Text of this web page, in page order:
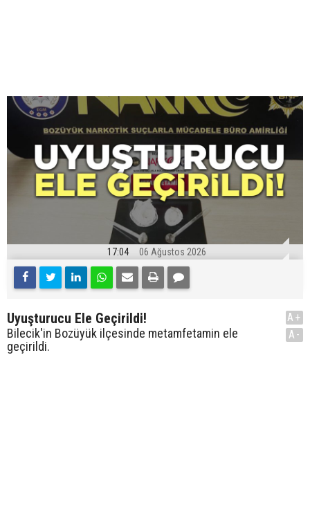
17:04 06 Ağustos 2026
Uyuşturucu Ele Geçirildi!
Bilecik'in Bozüyük ilçesinde metamfetamin ele
geçirildi.
A+
A-